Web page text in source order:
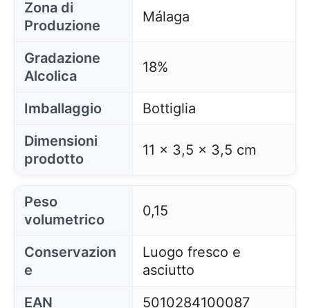
Zona di
Produzione
Málaga
Gradazione
Alcolica
18%
Imballaggio
Bottiglia
Dimensioni
prodotto
11 x 3,5 x 3,5 cm
Peso
volumetrico
0,15
Conservazion
e
Luogo fresco e
asciutto
EAN
5010284100087